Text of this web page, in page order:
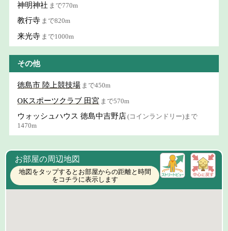
神明神社 まで770m
教行寺 まで820m
来光寺 まで1000m
その他
徳島市 陸上競技場 まで450m
OKスポーツクラブ 田宮 まで570m
ウォッシュハウス 徳島中吉野店(コインランドリー)まで
1470m
お部屋の周辺地図
地図をタップするとお部屋からの距離と時間
をコチラに表示します